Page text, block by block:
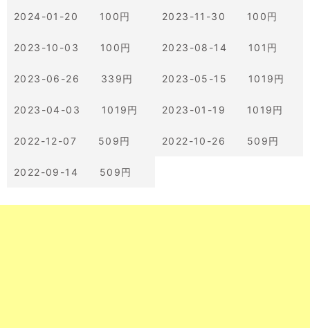
2024-01-20 100円 2023-11-30 100円
2023-10-03 100円 2023-08-14 101円
2023-06-26 339円 2023-05-15 1019円
2023-04-03 1019円 2023-01-19 1019円
2022-12-07 509円 2022-10-26 509円
2022-09-14 509円